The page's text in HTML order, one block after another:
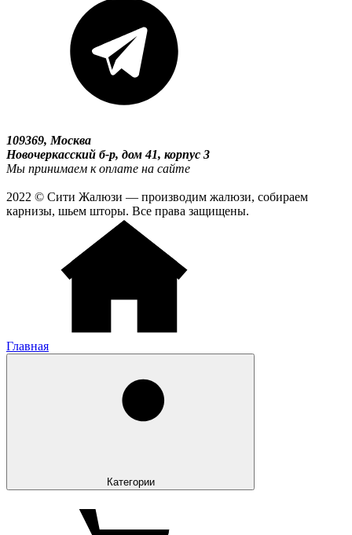
109369, Москва
Новочеркасский б-р, дом 41, корпус 3
Мы принимаем к оплате на сайте
2022 © Сити Жалюзи — производим жалюзи, собираем
карнизы, шьем шторы. Все права защищены.
Главная
Категории